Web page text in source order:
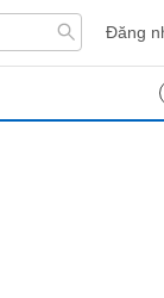
Đăng